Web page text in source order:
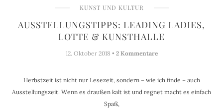
KUNST UND KULTUR
AUSSTELLUNGSTIPPS: LEADING LADIES,
LOTTE & KUNSTHALLE
12. Oktober 2018 • 2 Kommentare
Herbstzeit ist nicht nur Lesezeit, sondern – wie ich finde – auch
Ausstellungszeit. Wenn es draußen kalt ist und regnet macht es einfach
Spaß,